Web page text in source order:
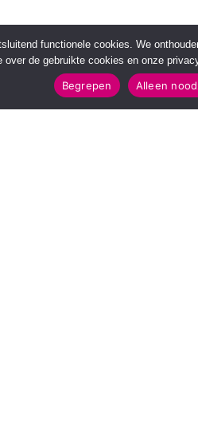
functionele cookies. We
over de gebruikte cookies en onze
Begrepen Alleen